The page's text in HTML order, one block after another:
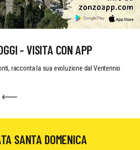
- VISITA CON APP
racconta la sua evoluzione dal Ventennio
SANTA DOMENICA